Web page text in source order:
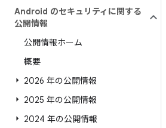
Android のセキュリティに関する
公開情報
公開情報ホーム
概要
2026 年の公開情報
2025 年の公開情報
2024 年の公開情報